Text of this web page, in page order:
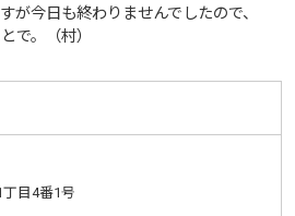
が今日も終わりませんでしたので、
で。（村）
目4番1号